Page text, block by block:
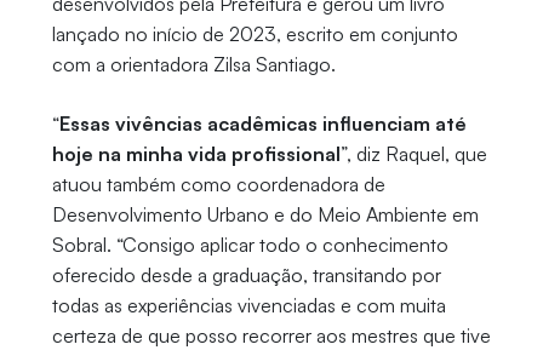
lançado no início de 2023, escrito em conjunto
com a orientadora Zilsa Santiago.
“Essas vivências acadêmicas influenciam até
hoje na minha vida profissional”, diz Raquel, que
atuou também como coordenadora de
Desenvolvimento Urbano e do Meio Ambiente em
Sobral. “Consigo aplicar todo o conhecimento
oferecido desde a graduação, transitando por
todas as experiências vivenciadas e com muita
certeza de que posso recorrer aos mestres que tive